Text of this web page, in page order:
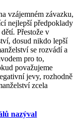
vzájemném závazku,
nejlepší předpoklady
Přestože v
dosud nikdo lepší
se rozvádí a
pro to,
považujeme
jevy, rozhodně
zcela
nazýval